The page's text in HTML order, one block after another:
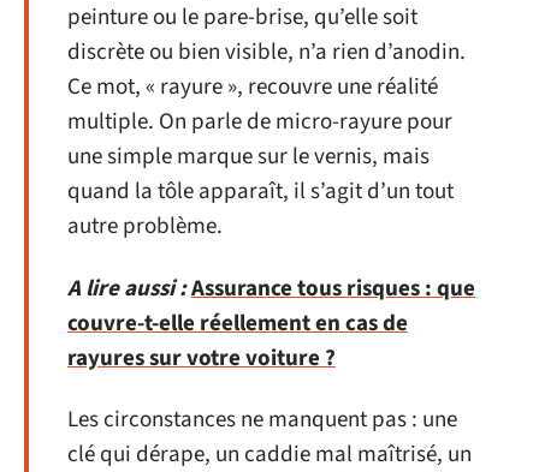
peinture ou le pare-brise, qu’elle soit
discrète ou bien visible, n’a rien d’anodin.
Ce mot, « rayure », recouvre une réalité
multiple. On parle de micro-rayure pour
une simple marque sur le vernis, mais
quand la tôle apparaît, il s’agit d’un tout
autre problème.
A lire aussi :Assurance tous risques : que
couvre-t-elle réellement en cas de
rayures sur votre voiture ?
Les circonstances ne manquent pas : une
clé qui dérape, un caddie mal maîtrisé, un